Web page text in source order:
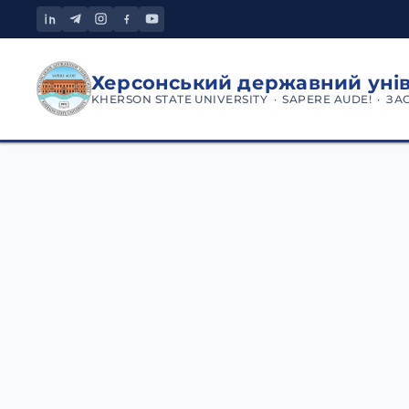
Херсонський державний
KHERSON STATE UNIVERSITY · SAPERE AUDE! ·